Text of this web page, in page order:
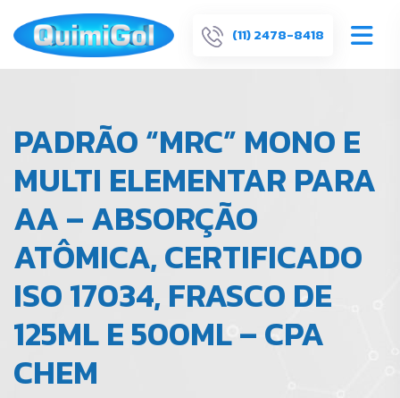
(11) 2478-8418
PADRÃO “MRC” MONO E
MULTI ELEMENTAR PARA
AA – ABSORÇÃO
ATÔMICA, CERTIFICADO
ISO 17034, FRASCO DE
125ML E 500ML – CPA
CHEM